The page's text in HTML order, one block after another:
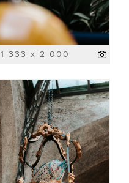
1 333 x 2 000